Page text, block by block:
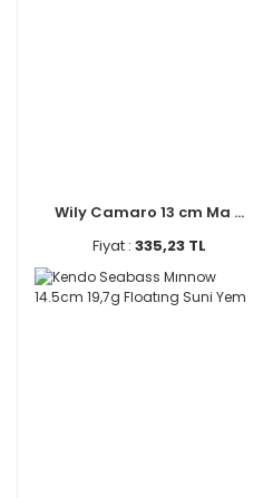
Wily Camaro 13 cm Ma ...
Fiyat :335,23 TL